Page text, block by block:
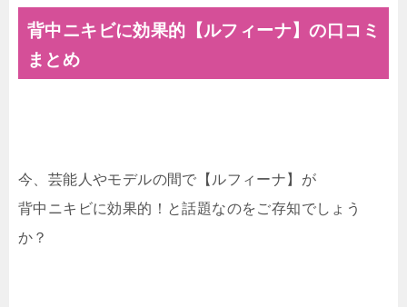
背中ニキビに効果的【ルフィーナ】の口コミ
まとめ
今、芸能人やモデルの間で【ルフィーナ】が
背中ニキビに効果的！と話題なのをご存知でしょう
か？